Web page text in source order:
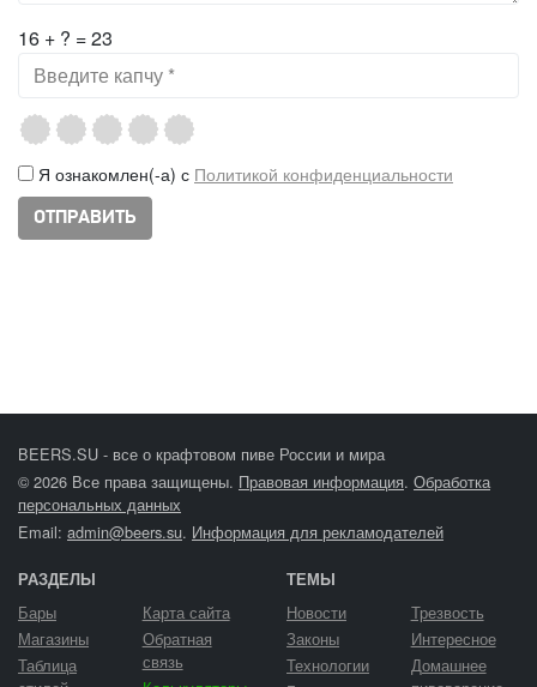
16 + ? = 23
Я ознакомлен(-а) с Политикой конфиденциальности
BEERS.SU - все о крафтовом пиве России и мира
© 2026 Все права защищены. Правовая информация. Обработка
персональных данных
Email: admin@beers.su. Информация для рекламодателей
РАЗДЕЛЫ
Бары
Магазины
Таблица
Карта сайта
Обратная
связь
ТЕМЫ
Новости
Законы
Технологии
Трезвость
Интересное
Домашнее